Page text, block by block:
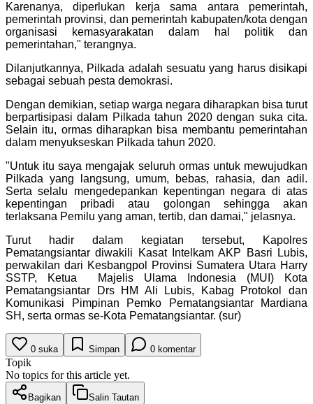
Karenanya, diperlukan kerja sama antara pemerintah,
pemerintah provinsi, dan pemerintah kabupaten/kota dengan
organisasi kemasyarakatan dalam hal politik dan
pemerintahan," terangnya.
Dilanjutkannya, Pilkada adalah sesuatu yang harus disikapi
sebagai sebuah pesta demokrasi.
Dengan demikian, setiap warga negara diharapkan bisa turut
berpartisipasi dalam Pilkada tahun 2020 dengan suka cita.
Selain itu, ormas diharapkan bisa membantu pemerintahan
dalam menyukseskan Pilkada tahun 2020.
"Untuk itu saya mengajak seluruh ormas untuk mewujudkan
Pilkada yang langsung, umum, bebas, rahasia, dan adil.
Serta selalu mengedepankan kepentingan negara di atas
kepentingan pribadi atau golongan sehingga akan
terlaksana Pemilu yang aman, tertib, dan damai," jelasnya.
Turut hadir dalam kegiatan tersebut, Kapolres
Pematangsiantar diwakili Kasat Intelkam AKP Basri Lubis,
perwakilan dari Kesbangpol Provinsi Sumatera Utara Harry
SSTP, Ketua Majelis Ulama Indonesia (MUI) Kota
Pematangsiantar Drs HM Ali Lubis, Kabag Protokol dan
Komunikasi Pimpinan Pemko Pematangsiantar Mardiana
SH, serta ormas se-Kota Pematangsiantar. (sur)
0 suka Simpan 0 komentar
Topik
No topics for this article yet.
Bagikan Salin Tautan